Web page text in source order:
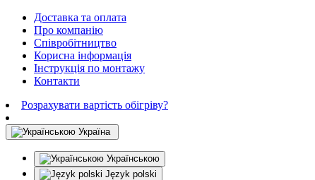
Доставка та оплата
Про компанію
Співробітництво
Корисна інформація
Інструкція по монтажу
Контакти
Розрахувати вартість обігріву?
Україна
Українською
Język polski